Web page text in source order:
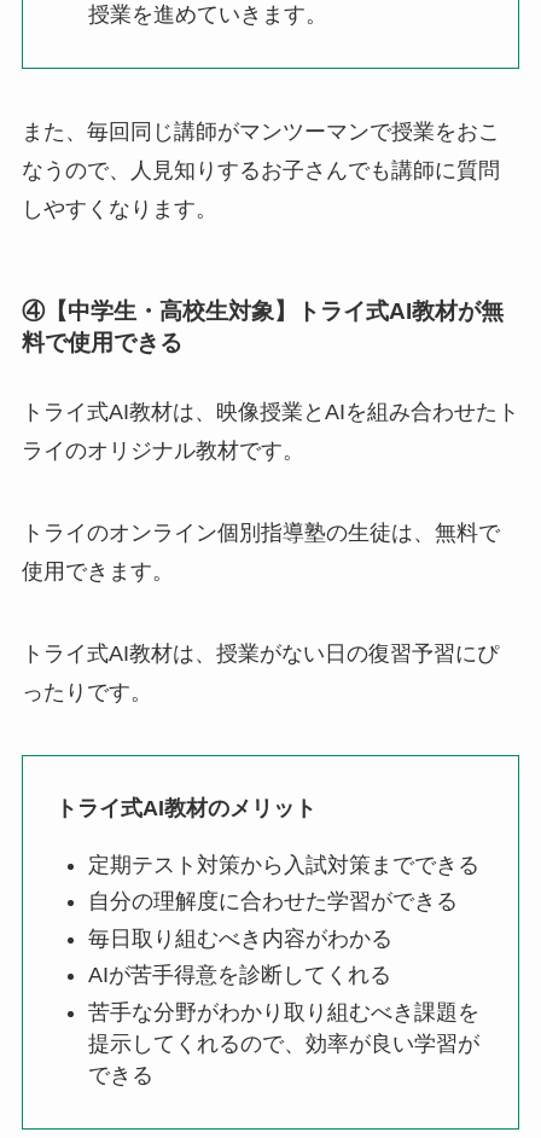
授業を進めていきます。
また、毎回同じ講師がマンツーマンで授業をおこ
なうので、人見知りするお子さんでも講師に質問
しやすくなります。
④【中学生・高校生対象】トライ式AI教材が無
料で使用できる
トライ式AI教材は、映像授業とAIを組み合わせたト
ライのオリジナル教材です。
トライのオンライン個別指導塾の生徒は、無料で
使用できます。
トライ式AI教材は、授業がない日の復習予習にぴ
ったりです。
トライ式AI教材のメリット
定期テスト対策から入試対策までできる
自分の理解度に合わせた学習ができる
毎日取り組むべき内容がわかる
AIが苦手得意を診断してくれる
苦手な分野がわかり取り組むべき課題を
提示してくれるので、効率が良い学習が
できる